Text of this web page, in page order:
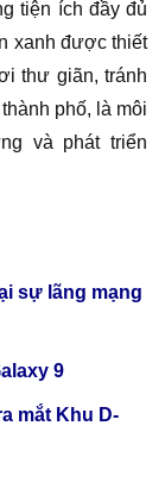
tiện ích đầy đủ
xanh được thiết
thư giãn, tránh
phố, là môi
và phát triển
sự lãng mạng
9
mắt Khu D-